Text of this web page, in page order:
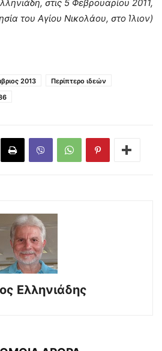
στις 5 Φεβρουαρίου 2011,
του Αγίου Νικολάου, στο Ίλιον)
2013
Περίπτερο ιδεών
Ελληνιάδης